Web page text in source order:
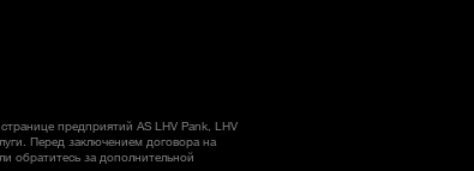
предприятий AS LHV Pank, LHV
Перед заключением договора на
обратитесь за дополнительной